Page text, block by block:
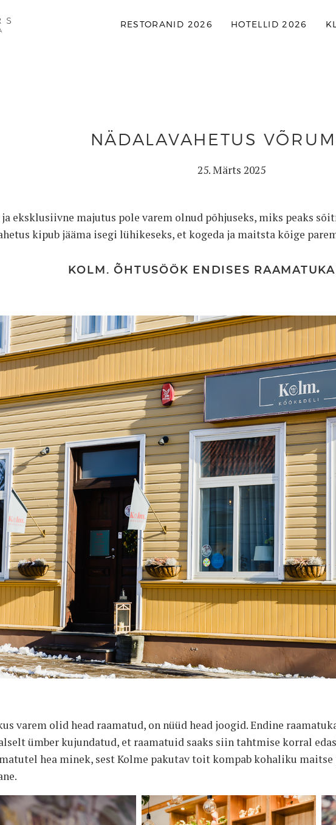
RESTORANID 2026 HOTELLID 2026
NÄDALAVAHETUS
25. Märts 2025
eksklusiivne majutus pole varem olnud põhjuseks, miks peaks
kipub jääma isegi lühikeseks, et kogeda ja maitsta kõige
KOLM. ÕHTUSÖÖK ENDISES
varem olid head raamatud, on nüüd head joogid. Endine
ümber kujundatud, et raamatuid saaks siin tahtmise korral
hea minek, sest Kolme pakutav toit kompab kohaliku